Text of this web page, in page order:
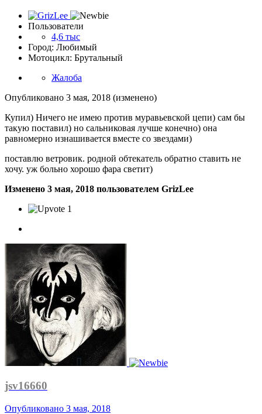
Пользователи
4,6 тыс
Город: Любимый
Мотоцикл: Брутальный
Жалоба
Опубликовано 3 мая, 2018 (изменено)
Купил) Ничего не имею против муравьевской цепи) сам бы
такую поставил) но сальниковая лучше конечно) она
равномерно изнашивается вместе со звездами)
поставлю ветровик. родной обтекатель обратно ставить не
хочу. уж больно хорошо фара светит)
Изменено 3 мая, 2018 пользователем GrizLee
1
jsv16660
Опубликовано 3 мая, 2018